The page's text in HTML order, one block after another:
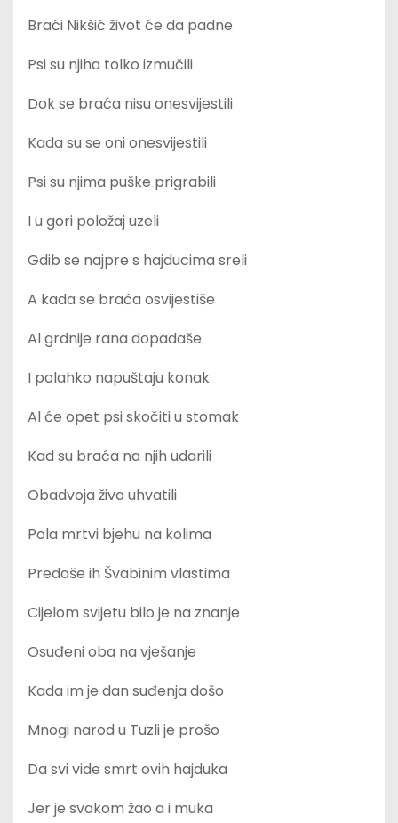
Braći Nikšić život će da padne
Psi su njiha tolko izmučili
Dok se braća nisu onesvijestili
Kada su se oni onesvijestili
Psi su njima puške prigrabili
I u gori položaj uzeli
Gdib se najpre s hajducima sreli
A kada se braća osvijestiše
Al grdnije rana dopadaše
I polahko napuštaju konak
Al će opet psi skočiti u stomak
Kad su braća na njih udarili
Obadvoja živa uhvatili
Pola mrtvi bjehu na kolima
Predaše ih Švabinim vlastima
Cijelom svijetu bilo je na znanje
Osuđeni oba na vješanje
Kada im je dan suđenja došo
Mnogi narod u Tuzli je prošo
Da svi vide smrt ovih hajduka
Jer je svakom žao a i muka